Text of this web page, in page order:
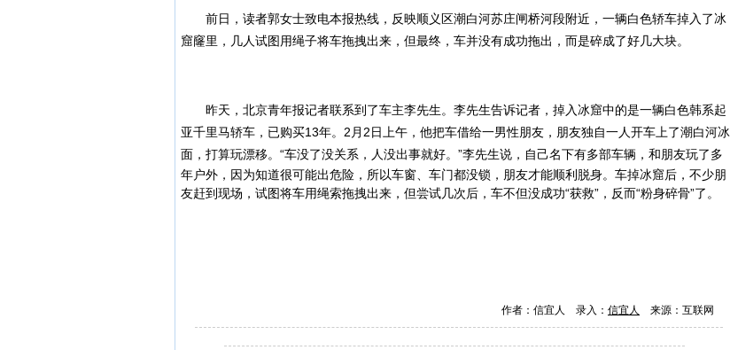
前日，读者郭女士致电本报热线，反映顺义区潮白河苏庄闸桥河段附近，一辆白色轿车掉入了冰
窟窿里，几人试图用绳子将车拖拽出来，但最终，车并没有成功拖出，而是碎成了好几大块。
昨天，北京青年报记者联系到了车主李先生。李先生告诉记者，掉入冰窟中的是一辆白色韩系起
亚千里马轿车，已购买13年。2月2日上午，他把车借给一男性朋友，朋友独自一人开车上了潮白河冰
面，打算玩漂移。 “车没了没关系，人没出事就好。”李先生说，自己名下有多部车辆，和朋友玩了多
年户外，因为知道很可能出危险，所以车窗、车门都没锁，朋友才能顺利脱身。车掉冰窟后，不少朋
友赶到现场，试图将车用绳索拖拽出来，但尝试几次后，车不但没成功“获救”，反而“粉身碎骨”了。
作者：信宜人 录入： 信宜人 来源：互联网